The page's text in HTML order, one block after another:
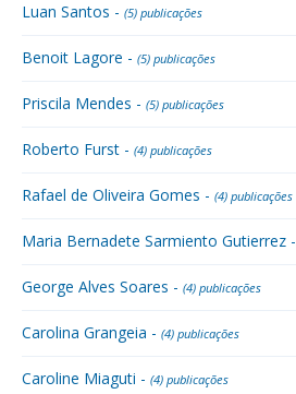
Luan Santos - (5) publicações
Benoit Lagore - (5) publicações
Priscila Mendes - (5) publicações
Roberto Furst - (4) publicações
Rafael de Oliveira Gomes - (4) publicações
Maria Bernadete Sarmiento Gutierrez -
George Alves Soares - (4) publicações
Carolina Grangeia - (4) publicações
Caroline Miaguti - (4) publicações